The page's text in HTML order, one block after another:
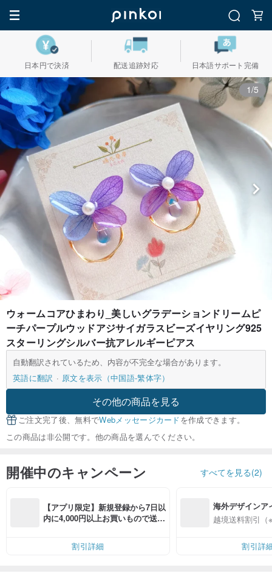
日本円で決済 配送追跡対応 日本語サポート完備
1/5
ウォームコアひまわり_美しいグラデーションドリームピ
ーチパープルウッドアジサイガラスビーズイヤリング925
スターリングシルバー抗アレルギーピアス
自動翻訳されているため、内容が不完全な場合があります。
英語に翻訳
原文を表示（中国語-繁体字）
その他の商品を見る
ご注文完了後、無料でWebメッセージカードを作成できます。
この商品は非公開です。他の商品を選んでください。
開催中のキャンペーン すべてを見る(2)
【アプリ限定】新規登録から7日以
内に4,000円以上お買いもので送料
割引詳細
海外デザインア
入
越境送料割引（
割引詳